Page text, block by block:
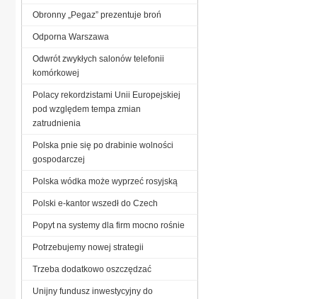
Obronny „Pegaz” prezentuje broń
Odporna Warszawa
Odwrót zwykłych salonów telefonii
komórkowej
Polacy rekordzistami Unii Europejskiej
pod względem tempa zmian
zatrudnienia
Polska pnie się po drabinie wolności
gospodarczej
Polska wódka może wyprzeć rosyjską
Polski e-kantor wszedł do Czech
Popyt na systemy dla firm mocno rośnie
Potrzebujemy nowej strategii
Trzeba dodatkowo oszczędzać
Unijny fundusz inwestycyjny do